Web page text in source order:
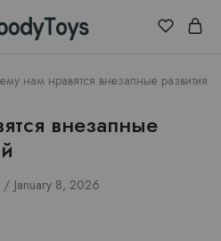
нам нравятся внезапные развития
внезапные
January 8, 2026